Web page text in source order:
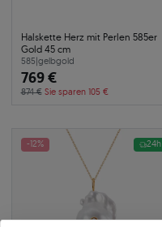
Halskette Herz mit Perlen 585er
Gold 45 cm
585|gelbgold
769 €
874 € Sie sparen 105 €
-12% 24h